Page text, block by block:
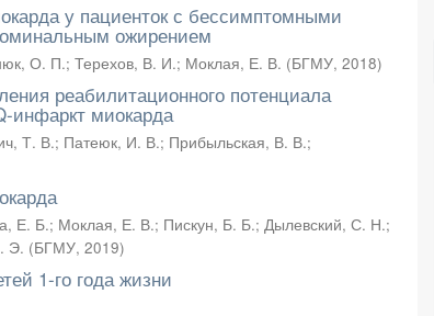
у пациенток с бессимптомными
ожирением
О. П.; Терехов, В. И.; Моклая, Е. В. (БГМУ, 2018)
реабилитационного потенциала
инфаркт миокарда
Т. В.; Патеюк, И. В.; Прибыльская, В. В.;
Е. Б.; Моклая, Е. В.; Пискун, Б. Б.; Дылевский, С. Н.;
Э. (БГМУ, 2019)
1-го года жизни